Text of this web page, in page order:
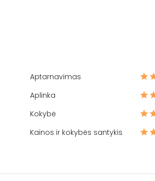
Aptarnavimas
Aplinka
Kokybė
Kainos ir kokybės santykis